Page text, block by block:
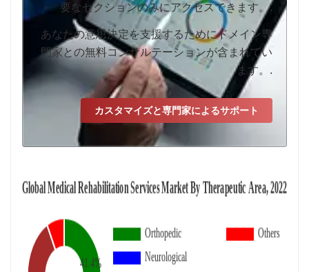
要なセクションのみにアクセスできます。.
あなたの意思決定を支援するためにドメイン専
門家との無料コンサルテーションが含まれてい
ます。.
カスタマイズと専門家によるサポート